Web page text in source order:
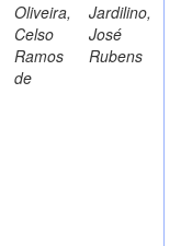
Oliveira,
Celso
Ramos
de
Jardilino,
José
Rubens